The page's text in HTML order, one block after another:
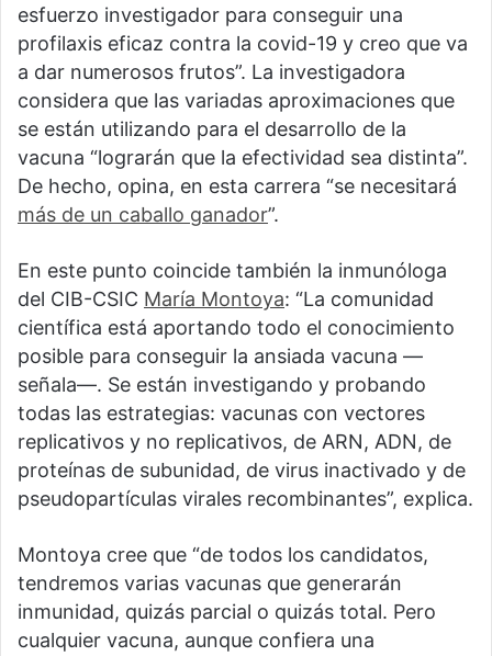
esfuerzo investigador para conseguir una
profilaxis eficaz contra la covid-19 y creo que va
a dar numerosos frutos”. La investigadora
considera que las variadas aproximaciones que
se están utilizando para el desarrollo de la
vacuna “lograrán que la efectividad sea distinta”.
De hecho, opina, en esta carrera “se necesitará
más de un caballo ganador”.
En este punto coincide también la inmunóloga
del CIB-CSIC María Montoya: “La comunidad
científica está aportando todo el conocimiento
posible para conseguir la ansiada vacuna —
señala—. Se están investigando y probando
todas las estrategias: vacunas con vectores
replicativos y no replicativos, de ARN, ADN, de
proteínas de subunidad, de virus inactivado y de
pseudopartículas virales recombinantes”, explica.
Montoya cree que “de todos los candidatos,
tendremos varias vacunas que generarán
inmunidad, quizás parcial o quizás total. Pero
cualquier vacuna, aunque confiera una